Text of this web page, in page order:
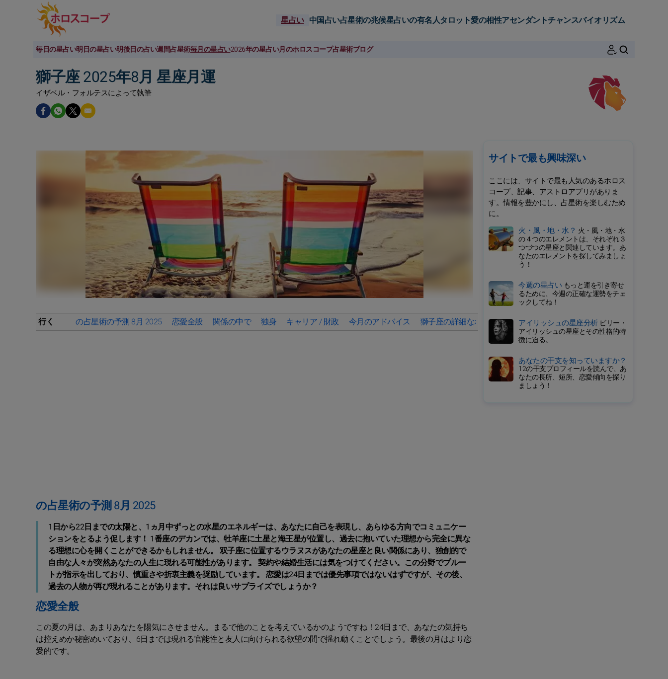
星占い 中国占い占星術の兆候星占いの有名人タロット愛の相性アセンダントチャンスバイオリズム
毎日の星占い明日の星占い明後日の占い週間占星術毎月の星占い2026年の星占い月のホロスコープ占星術ブログ
獅子座 2025年8月 星座月運
イザベル・フォルテスによって執筆
行く の占星術の予測 8月 2025 恋愛全般 関係の中で 独身 キャリア / 財政 今月のアドバイス 獅子座の詳細なホロスコープ 2025年の毎月の星占い
の占星術の予測 8月 2025
1日から22日までの太陽と、1ヵ月中ずっとの水星のエネルギーは、あなたに自己を表現し、あらゆる方向でコミュニケー
ションをとるよう促します！ 1番座のデカンでは、牡羊座に土星と海王星が位置し、過去に抱いていた理想から完全に異な
る理想に心を開くことができるかもしれません。 双子座に位置するウラヌスがあなたの星座と良い関係にあり、独創的で
自由な人々が突然あなたの人生に現れる可能性があります。 契約や結婚生活には気をつけてください。この分野でプルー
トが指示を出しており、慎重さや折衷主義を奨励しています。 恋愛は24日までは優先事項ではないはずですが、その後、
過去の人物が再び現れることがあります。それは良いサプライズでしょうか？
恋愛全般
この夏の月は、あまりあなたを陽気にさせません。まるで他のことを考えているかのようですね！24日まで、あなたの気持ち
は控えめか秘密めいており、6日までは現れる官能性と友人に向けられる欲望の間で揺れ動くことでしょう。最後の月はより恋
愛的です。
サイトで最も興味深い
ここには、サイトで最も人気のあるホロス
コープ、記事、アストロアプリがありま
す。情報を豊かにし、占星術を楽しむため
に。
火・風・地・水？ 火・風・地・水
の４つのエレメントは、それぞれ３
つづつの星座と関連しています。あ
なたのエレメントを探してみましょ
う！
今週の星占い もっと運を引き寄せ
るために、今週の正確な運勢をチェ
ックしてね！
アイリッシュの星座分析 ビリー・
アイリッシュの星座とその性格的特
徴に迫る。
あなたの干支を知っていますか？
12の干支プロフィールを読んで、あ
なたの長所、短所、恋愛傾向を探り
ましょう！